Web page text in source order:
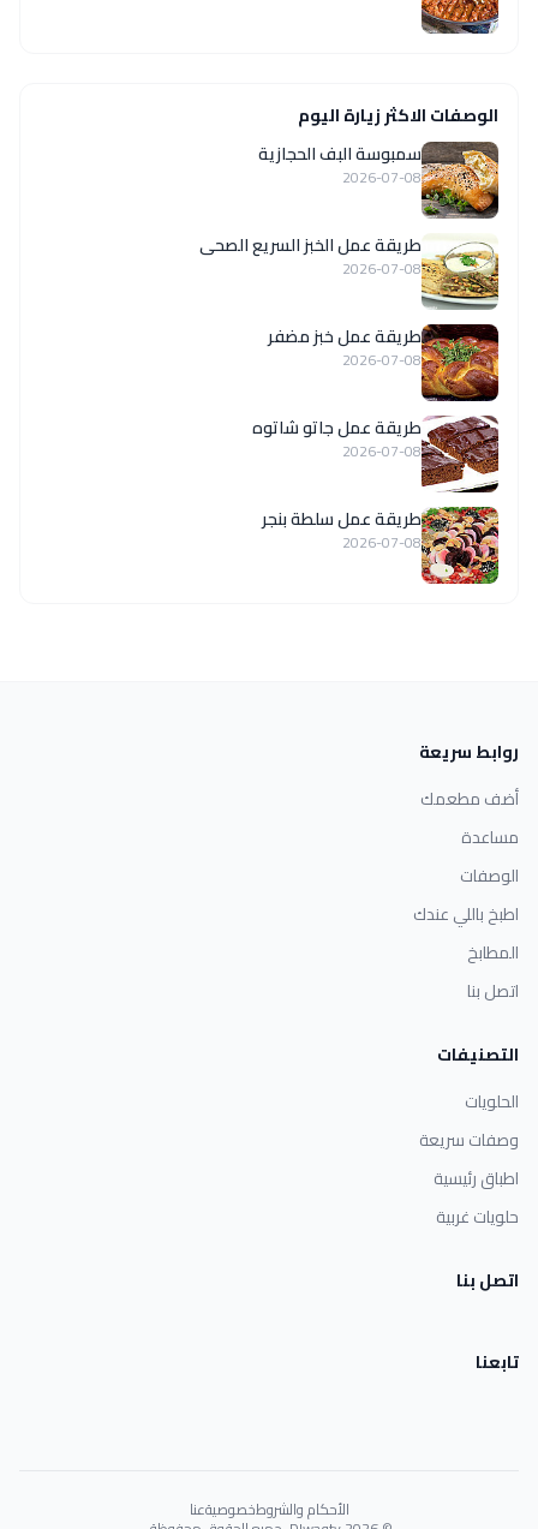
الوصفات الاكثر زيارة اليوم
سمبوسة البف الحجازية
2026-07-08
طريقة عمل الخبز السريع الصحى
2026-07-08
طريقة عمل خبز مضفر
2026-07-08
طريقة عمل جاتو شاتوه
2026-07-08
طريقة عمل سلطة بنجر
2026-07-08
روابط سريعة
أضف مطعمك
مساعدة
الوصفات
اطبخ باللي عندك
المطابخ
اتصل بنا
التصنيفات
الحلويات
وصفات سريعة
اطباق رئيسية
حلويات غربية
اتصل بنا
تابعنا
الأحكام والشروطخصوصيةعنا